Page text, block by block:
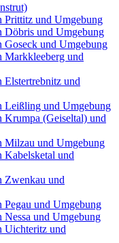
Prittitz und Umgebung
Döbris und Umgebung
Goseck und Umgebung
Markkleeberg und
Elstertrebnitz und
Leißling und Umgebung
Krumpa (Geiseltal) und
Milzau und Umgebung
Kabelsketal und
Zwenkau und
Pegau und Umgebung
Nessa und Umgebung
Uichteritz und